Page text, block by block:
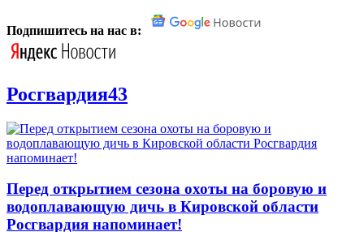
Подпишитесь на нас в:
Росгвардия43
Перед открытием сезона охоты на боровую и
водоплавающую дичь в Кировской области
Росгвардия напоминает!